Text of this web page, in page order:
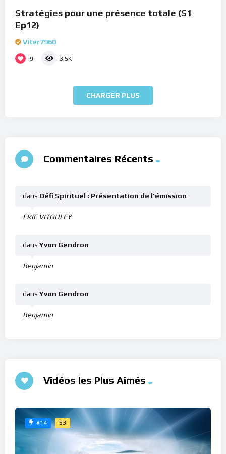
Stratégies pour une présence totale (S1
Ep12)
Viter7960
9 3.5K
CHARGER PLUS
Commentaires Récents
ERIC VITOULEY
dans Défi Spirituel : Présentation de l’émission
Benjamin
dans Yvon Gendron
Benjamin
dans Yvon Gendron
Vidéos les Plus Aimés
#14 53